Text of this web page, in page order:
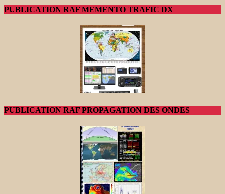
PUBLICATION RAF MEMENTO TRAFIC DX
PUBLICATION RAF PROPAGATION DES ONDES